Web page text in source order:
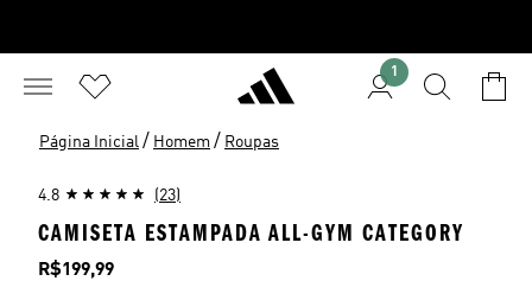
1
Página Inicial / Homem / Roupas
4.8 (23)
CAMISETA ESTAMPADA ALL-GYM CATEGORY
Preço
R$199,99